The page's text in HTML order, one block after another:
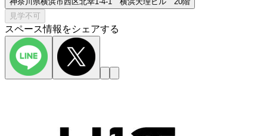
見学不可
スペース情報をシェアする